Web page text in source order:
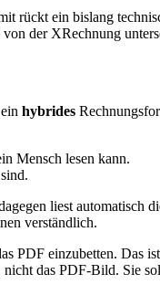
rückt ein bislang
der XRechnung
hybrides
Mensch lesen kann.
liest automatisch
verständlich.
einzubetten. Das
das PDF-Bild. Sie